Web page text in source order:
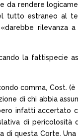
da rendere
tutto estraneo al
rilevanza
la fattispecie
comma, Cost.
di chi abbia
infatti accertato
di pericolosità
di questa Corte.